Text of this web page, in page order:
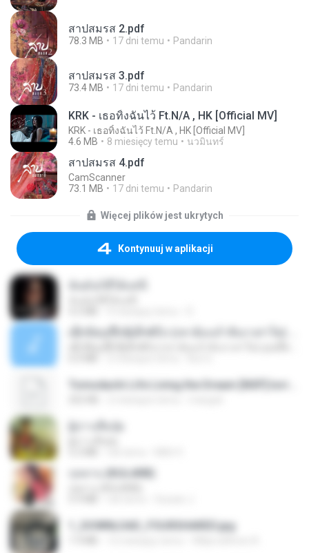
สาปสมรส 2.pdf
78.3 MB 17 dni temu Pandarin
สาปสมรส 3.pdf
73.4 MB 17 dni temu Pandarin
KRK - เธอทิ้งฉันไว้ Ft.N/A , HK [Official MV]
KRK - เธอทิ้งฉันไว้ Ft.N/A , HK [Official MV]
4.6 MB
8 miesięcy temu นวมินทร์
สาปสมรส 4.pdf
CamScanner
73.1 MB
17 dni temu Pandarin
Więcej plików jest ukrytych
Kontynuuj w aplikacji
กุหลาบ (KULARB)
1_DOWNLOAD_FOURSHARED.jpg